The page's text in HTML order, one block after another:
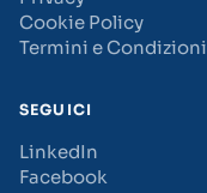
Cookie Policy
Termini e Condizioni
SEGUICI
LinkedIn
Facebook